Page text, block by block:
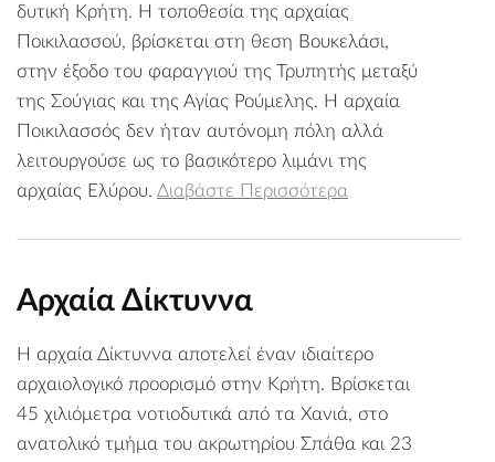
δυτική Κρήτη. Η τοποθεσία της αρχαίας
Ποικιλασσού, βρίσκεται στη θεση Βουκελάσι,
στην έξοδο του φαραγγιού της Τρυπητής μεταξύ
της Σούγιας και της Αγίας Ρούμελης. Η αρχαία
Ποικιλασσός δεν ήταν αυτόνομη πόλη αλλά
λειτουργούσε ως το βασικότερο λιμάνι της
αρχαίας Ελύρου. Διαβάστε Περισσότερα
Αρχαία Δίκτυννα
Η αρχαία Δίκτυννα αποτελεί έναν ιδιαίτερο
αρχαιολογικό προορισμό στην Κρήτη. Βρίσκεται
45 χιλιόμετρα νοτιοδυτικά από τα Χανιά, στο
ανατολικό τμήμα του ακρωτηρίου Σπάθα και 23